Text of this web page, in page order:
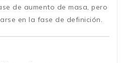
de aumento de masa, pero
en la fase de definición.